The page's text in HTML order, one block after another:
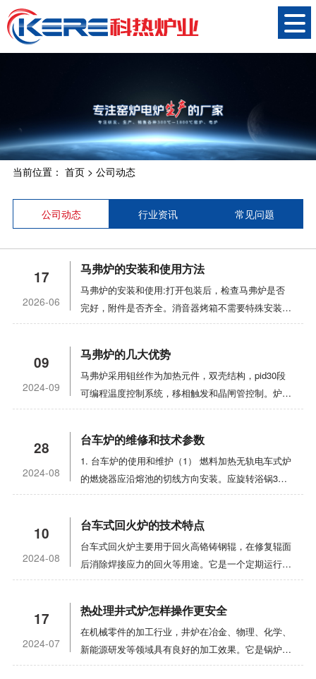
当前位置： 首页> 公司动态
公司动态 行业资讯 常见问题
17
2026-06
马弗炉的安装和使用方法
马弗炉的安装和使用:打开包装后，检查马弗炉是否
完好，附件是否齐全。消音器烤箱不需要特殊安装，
可以放置在室内平坦的地板或架子上。控制器应避免
行而引起过热。2. 所述热电偶插入炉内20-50mm，
所述孔与热电偶之间的间隙用石棉绳填充。热电偶好
用补偿线(或绝缘钢芯线)连接到控制上，注意正极和
负极，不要反向连接。3.为了控制主电源，在电源线
和控制器必须可靠接地。4. 使用前，请将温度计指
针调至零位。当使用补偿线和冷端补偿器时，将机械
零位调整到冷端补偿器的参考温度点。不要使用补偿
测点与热电偶冷端之间的温差。5. 检查接线后，将
要的工作温度，然后打开电源。打开电源开关。此
时，温度指示灯亮绿灯，继电器开始工作，电炉通
度指示指针也逐渐升高，说明系统工作正常。电炉的
加热和恒温由温度指示器的红绿灯指示。绿灯表示加
热，红灯表示恒温。
09
2024-09
马弗炉的几大优势
马弗炉采用钼丝作为加热元件，双壳结构，pid30段
可编程温度控制系统，移相触发和晶闸管控制。炉体
由软硬两种碳纤维材料制成，可快速、轻柔地升降。
配有水冷系统。炉子在真空中烧结。炉子采用机械泵
和油扩散泵。同时，它有一个冷阱和一个细胞。该炉
具有体积小、温度场平衡、表面温度低、加热快、价
格优惠、节能等特点。是科研院所和工矿企业真空烧
合金材料、器件、钕铁硼磁性材料、钐钴磁性材料、
储氢合金、活性和难熔金属的真空烧结和时效处理。
该设备基于消化吸收国外设备的优势。改进了，改进
装置。冷却均匀，速度快，炉温均匀性好，泵送能力
用范围:马弗炉主要用于高校和科研机构在真空热压
条件下烧结无机材料，获得高密度产品。1.底部:它
28
2024-08
台车炉的维修和技术参数
1. 台车炉的使用和维护（1） 燃料加热无轨电车式炉
的燃烧器应沿熔池的切线方向安装。应旋转浴锅30-
40°每一定时间（像每周），以防止浴锅局部过热和
炉板之间应使用耐火水泥或石棉垫片，防止熔盐进入
熔炉。不适宜用燃料加热硝酸盐炉，防止炉管燃烧后
炭黑与硝酸盐相互作用导致的爆炸。（3） 手推车式
炉底应设置盐孔，在发生事故时排放熔盐，并用适当
的材料堵塞。（4） 分别使用两个热电偶测量盐浴和
加热元件附近的炉温。2. 电极盐浴炉的主要技术使
用和维护（1） 新购买或修理的电极盐浴炉应干燥。
它可以通过电阻线板炉烘烤，温度上升和节热部分，
10
2024-08
台车式回火炉的技术特点
台车式回火炉主要用于回火高铬铸钢辊，在修复辊面
后消除焊接应力的回火等用途。它是一个定期运行的
节温炉。采用微机过程曲线自动温度控制柜，能够自
封机制，减少无轨电车式炉的热对流损耗，实现了无
轨电车型炉的保温性能。回火无轨电车炉采用多区加
热，炉顶配有不锈钢热循环风扇，使热空气高速循
环。内侧配有我公司热处理技术中心专门设计的不锈
17
2024-07
热处理井式炉怎样操作更安全
在机械零件的加工行业，井炉在冶金、物理、化学、
新能源研发等领域具有良好的加工效果。它是锅炉的
主要形式，具有许多应用优势。目前，井炉的市场需